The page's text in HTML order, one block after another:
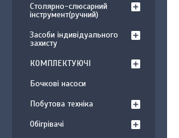
Столярно-слюсарний
інструмент(ручний)
Засоби індивідуального
захисту
КОМПЛЕКТУЮЧІ
Бочкові насоси
Побутова техніка
Обігрівачі